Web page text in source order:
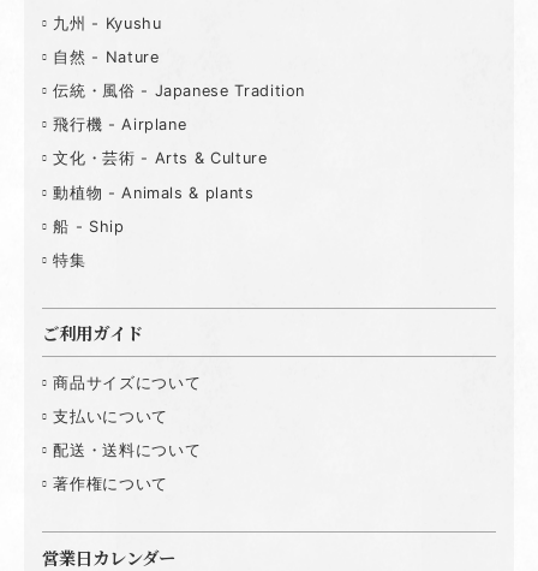
九州 - Kyushu
自然 - Nature
伝統・風俗 - Japanese Tradition
飛行機 - Airplane
文化・芸術 - Arts & Culture
動植物 - Animals & plants
船 - Ship
特集
ご利用ガイド
商品サイズについて
支払いについて
配送・送料について
著作権について
営業日カレンダー